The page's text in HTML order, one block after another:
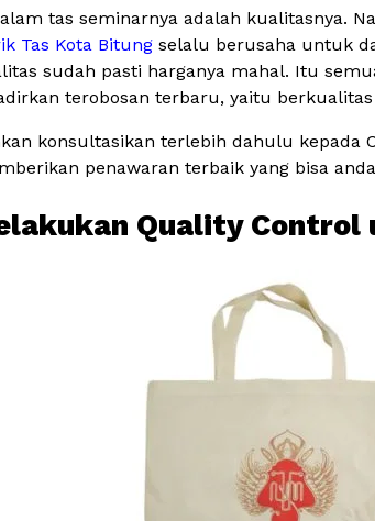
tas seminarnya adalah kualitasnya.
Tas Kota Bitung selalu berusaha untuk
sudah pasti harganya mahal. Itu
terobosan terbaru, yaitu
konsultasikan terlebih dahulu kepada
penawaran terbaik yang bisa
Quality Control